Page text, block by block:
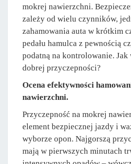
mokrej nawierzchni.
zależy od wielu czynników,
zahamowania auta w krótkim
pedału hamulca z pewnością
podatną na kontrolowanie. Jak
dobrej przyczepności?
Ocena efektywności
nawierzchni.
Przyczepność na mokrej
element bezpiecznej jazdy i
wyborze opon. Najgorszą
mają w pierwszych minutach